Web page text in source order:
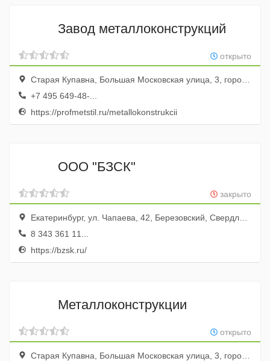
Завод металлоконструкций
открыто
Старая Купавна, Большая Московская улица, 3, город Старая Купавна, Московская область, Россия
+7 495 649-48-...
https://profmetstil.ru/metallokonstrukcii
ООО "БЗСК"
закрыто
Екатеринбург, ул. Чапаева, 42, Березовский, Свердловская область, Россия
8 343 361 11...
https://bzsk.ru/
Металлоконструкции
открыто
Старая Купавна, Большая Московская улица, 3, город Старая Купавна, Московская область, Россия